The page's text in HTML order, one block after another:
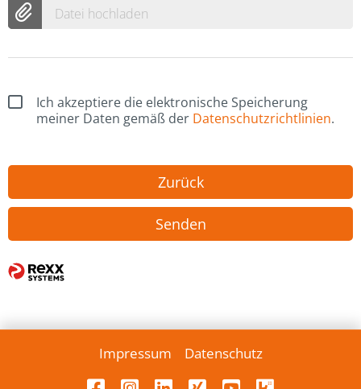
Datei hochladen
Ich akzeptiere die elektronische Speicherung
meiner Daten gemäß der Datenschutzrichtlinien.
Zurück
Senden
Impressum Datenschutz